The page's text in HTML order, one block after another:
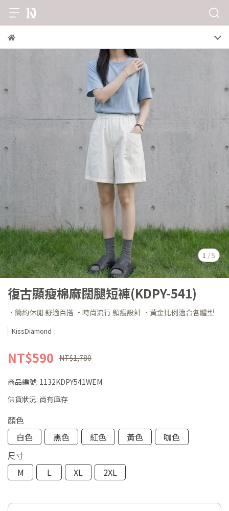
1 /5
復古顯瘦棉麻闊腿短褲(KDPY-541)
·簡約休閒 舒適百搭 ·時尚流行 顯瘦設計 ·黃金比例適合各體型
KissDiamond
NT$590 NT$1,780
商品編號: 1132KDPY541WEM
供貨狀況: 尚有庫存
顏色
白色
黑色 紅色 黃色
咖色
尺寸
M
L XL 2XL